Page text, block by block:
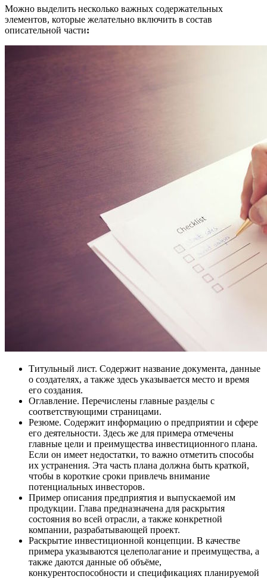
Можно выделить несколько важных содержательных
элементов, которые желательно включить в состав
описательной части:
Титульный лист. Содержит название документа, данные
о создателях, а также здесь указывается место и время
его создания.
Оглавление. Перечислены главные разделы с
соответствующими страницами.
Резюме. Содержит информацию о предприятии и сфере
его деятельности. Здесь же для примера отмечены
главные цели и преимущества инвестиционного плана.
Если он имеет недостатки, то важно отметить способы
их устранения. Эта часть плана должна быть краткой,
чтобы в короткие сроки привлечь внимание
потенциальных инвесторов.
Пример описания предприятия и выпускаемой им
продукции. Глава предназначена для раскрытия
состояния во всей отрасли, а также конкретной
компании, разрабатывающей проект.
Раскрытие инвестиционной концепции. В качестве
примера указываются целеполагание и преимущества, а
также даются данные об объёме,
конкурентоспособности и спецификациях планируемой